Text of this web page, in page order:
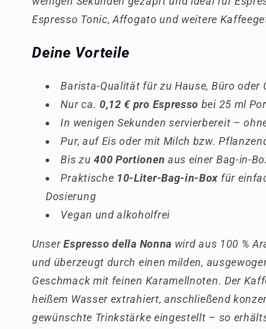
Espresso
della
|
Espresso
della
|
Espresso Tonic, Affogato und weitere
Deine Vorteile
Barista-Qualität für zu Hause, Büro oder
Nur ca. 0,12 € pro Espresso bei 25 ml
In wenigen Sekunden servierbereit –
Pur, auf Eis oder mit Milch bzw.
Bis zu400 Portionen aus einer Bag-in-
Praktische 10-Liter-Bag-in-Box für
Dosierung
Vegan und alkoholfrei
UnserEspresso della Nonna wird aus 100 %
und überzeugt durch einen milden,
Geschmack mit feinen Karamellnoten. Der
heißem Wasser extrahiert, anschließend
gewünschte Trinkstärke eingestellt – so